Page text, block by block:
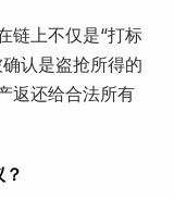
链上不仅是“打标
认是盗抢所得的
返还给合法所有